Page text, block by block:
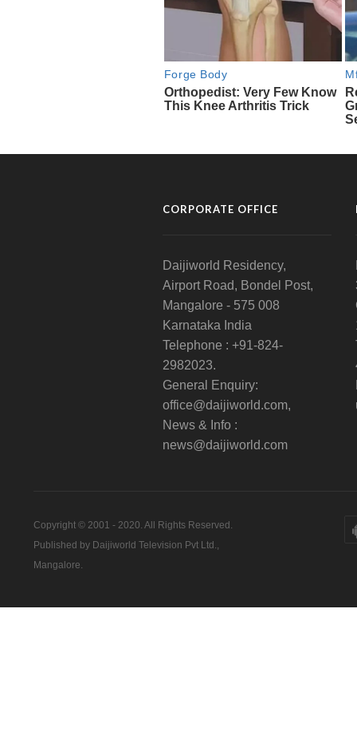
CORPORATE OFFICE
Daijiworld Residency,
Airport Road, Bondel Post,
Mangalore - 575 008
Karnataka India
Telephone : +91-824-
2982023.
General Enquiry:
office@daijiworld.com,
News & Info :
news@daijiworld.com
Copyright © 2001 - 2020. All Rights Reserved.
Published by Daijiworld Television Pvt Ltd.,
Mangalore.